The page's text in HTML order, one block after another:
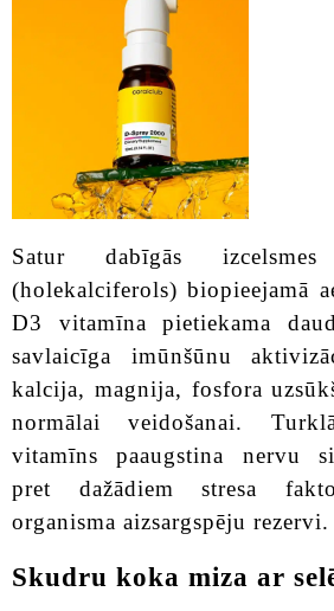
Satur dabīgās
(holekalciferols) biopieejamā
D3 vitamīna pietiekama
savlaicīga imūnšūnu
kalcija, magnija, fosfora
normālai veidošanai.
vitamīns paaugstina nervu
pret dažādiem stresa
organisma aizsargspēju rezervi.
Skudru koka miza ar